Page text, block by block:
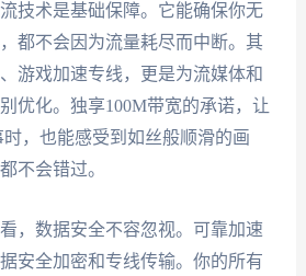
技术是基础保障。它能确保你无
都不会因为流量耗尽而中断。其
游戏加速专线，更是为流媒体和
优化。独享100M带宽的承诺，让
，也能感受到如丝般顺滑的画
不会错过。
，数据安全不容忽视。可靠加速
安全加密和专线传输。你的所有